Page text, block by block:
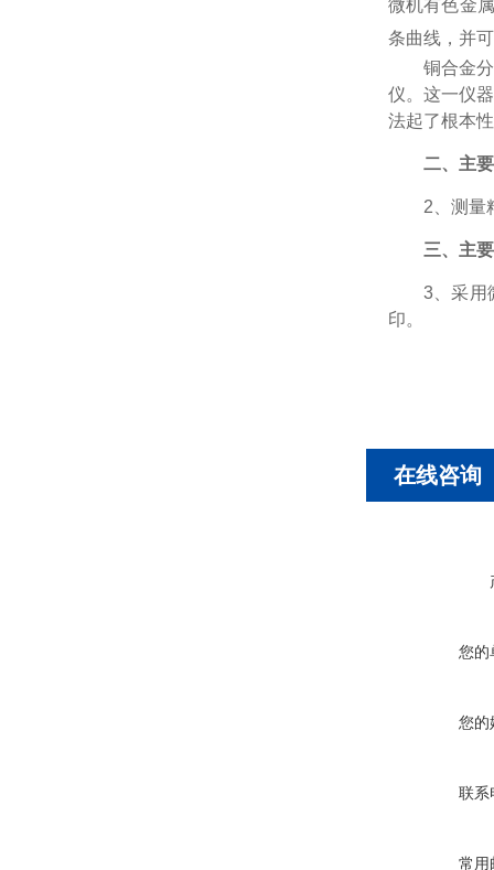
微机有色金
条曲线，并
铜合金
仪。这一仪
法起了根本
二、主
2、测量
三、主
3、采用
印。
在线咨询
您的
您的
联系
常用